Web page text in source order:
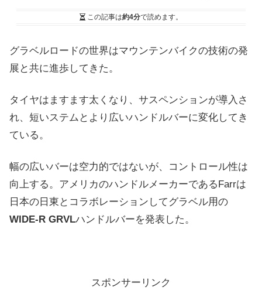
この記事は約4分で読めます。
グラベルロードの世界はマウンテンバイクの技術の発
展と共に進歩してきた。
タイヤはますます太くなり、サスペンションが導入さ
れ、短いステムとより広いハンドルバーに変化してき
ている。
幅の広いバーは空力的ではないが、コントロール性は
向上する。アメリカのハンドルメーカーであるFarrは
日本の日東とコラボレーションしてグラベル用の
WIDE-R GRVLハンドルバーを発表した。
スポンサーリンク